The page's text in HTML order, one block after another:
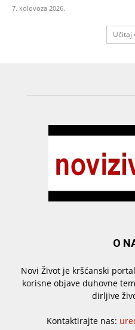
7. kolovoza 2026.
Učitaj
O
Novi Život je kršćanski
korisne objave duhovne
dirljive
Kontaktirajte nas: